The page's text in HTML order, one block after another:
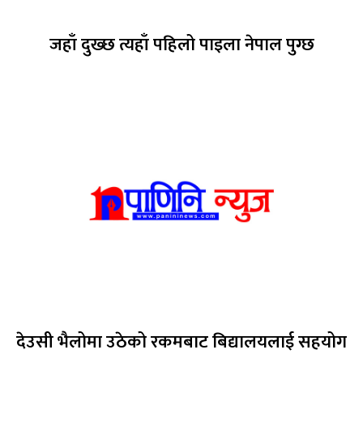
जहाँ दुख्छ त्यहाँ पहिलो पाइला नेपाल पुग्छ
देउसी भैलोमा उठेको रकमबाट बिद्यालयलाई सहयोग